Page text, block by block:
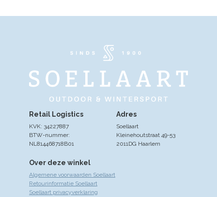
Over deze winkel
Algemene voorwaarden Soellaart
Retourinformatie Soellaart
Soellaart privacyverklaring
Adres
Soellaart
Kleinehoutstraat 49-53
2011DG Haarlem
Retail Logistics
KVK: 34227887
BTW-nummer:
NL814468718B01